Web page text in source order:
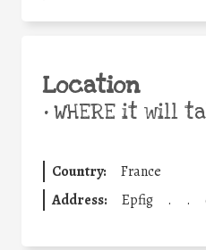
Location
•WHERE it will
Country:
France
Address:
Epfig . .